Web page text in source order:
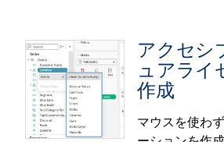
Tableau Next ワークスペースから
セマンティックモデルを生成でき
トや関係の自動マッピングにより
造化されたセマンティックレイヤ
わずかな時間しかかかりません。
丸みのある角
アクセシ
ュアライ
作成
マウスを使わ